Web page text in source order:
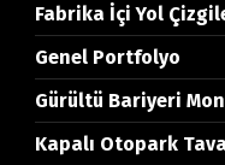
Fabrika İçi Yol
Genel Portfolyo
Gürültü Bariyeri
Kapalı Otopark